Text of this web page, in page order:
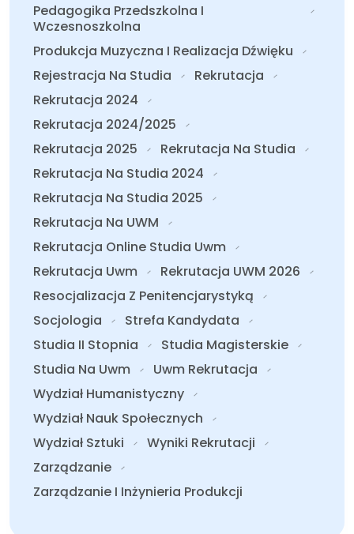
Pedagogika Przedszkolna I
Wczesnoszkolna
Produkcja Muzyczna I Realizacja Dźwięku
Rejestracja Na Studia
Rekrutacja
Rekrutacja 2024
Rekrutacja 2024/2025
Rekrutacja 2025
Rekrutacja Na Studia
Rekrutacja Na Studia 2024
Rekrutacja Na Studia 2025
Rekrutacja Na UWM
Rekrutacja Online Studia Uwm
Rekrutacja Uwm
Rekrutacja UWM 2026
Resocjalizacja Z Penitencjarystyką
Socjologia
Strefa Kandydata
Studia II Stopnia
Studia Magisterskie
Studia Na Uwm
Uwm Rekrutacja
Wydział Humanistyczny
Wydział Nauk Społecznych
Wydział Sztuki
Wyniki Rekrutacji
Zarządzanie
Zarządzanie I Inżynieria Produkcji